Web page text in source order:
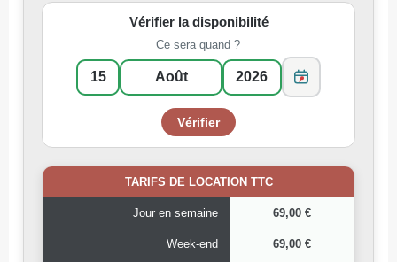
Vérifier la disponibilité
Ce sera quand ?
TARIFS DE LOCATION TTC
Jour en semaine 69,00 €
Week-end 69,00 €